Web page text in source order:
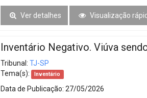
Ver detalhes Visualização
Inventário Negativo. Viúva
Tribunal: TJ-SP
Tema(s):
Inventário
Data de Publicação: 27/05/2026